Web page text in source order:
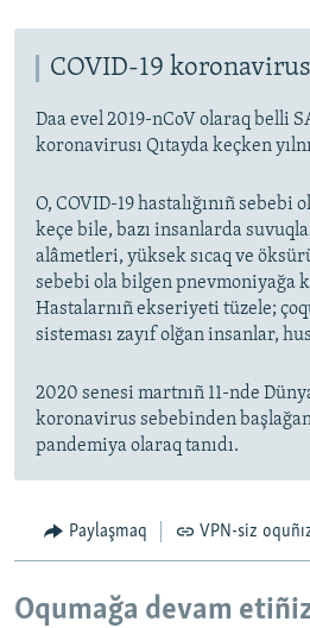
COVID-19
Daa evel 2019-nCoV olaraq belli
koronavirusı Qıtayda keçken
O, COVID-19 hastalığınıñ sebebi
keçe bile, bazı insanlarda
alâmetleri, yüksek sıcaq ve
sebebi ola bilgen pnevmoniyağa
Hastalarnıñ ekseriyeti tüzele;
sisteması zayıf olğan insanlar,
2020 senesi martnıñ 11-nde
koronavirus sebebinden başlağan
pandemiya olaraq tanıdı.
Paylaşmaq VPN-siz
Oqumağa devam